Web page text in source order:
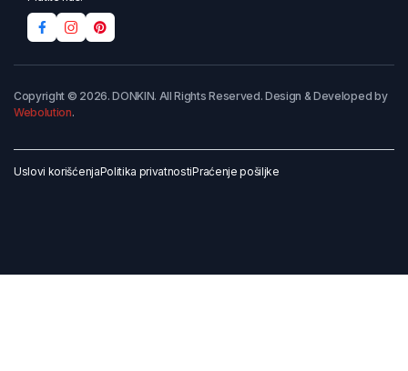
Copyright © 2026. DONKIN. All Rights Reserved. Design & Developed by
Webolution.
Uslovi korišćenjaPolitika privatnostiPraćenje pošiljke